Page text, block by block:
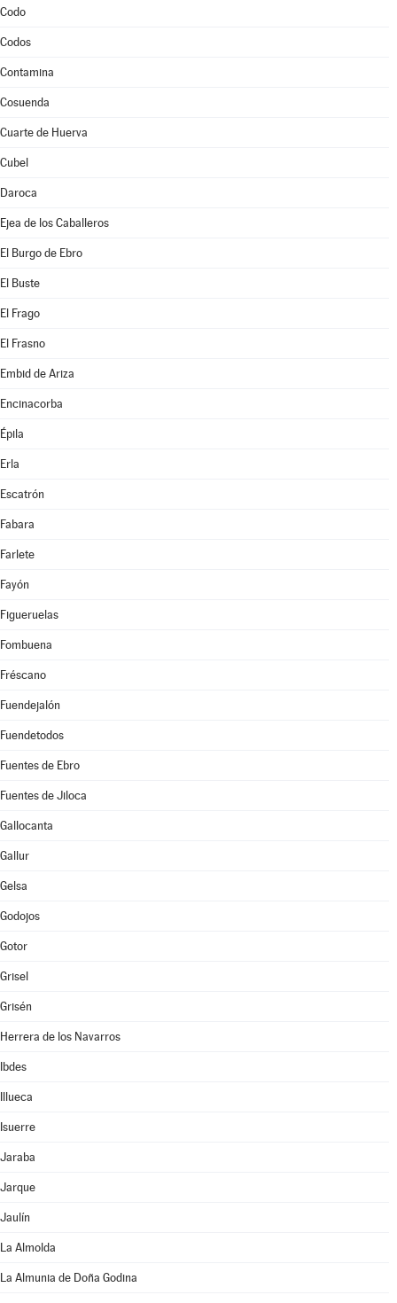
Codo
Codos
Contamina
Cosuenda
Cuarte de Huerva
Cubel
Daroca
Ejea de los Caballeros
El Burgo de Ebro
El Buste
El Frago
El Frasno
Embid de Ariza
Encinacorba
Épila
Erla
Escatrón
Fabara
Farlete
Fayón
Figueruelas
Fombuena
Fréscano
Fuendejalón
Fuendetodos
Fuentes de Ebro
Fuentes de Jiloca
Gallocanta
Gallur
Gelsa
Godojos
Gotor
Grisel
Grisén
Herrera de los Navarros
Ibdes
Illueca
Isuerre
Jaraba
Jarque
Jaulín
La Almolda
La Almunia de Doña Godina